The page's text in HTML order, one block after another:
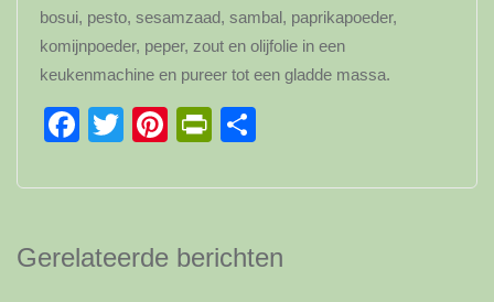
bosui, pesto, sesamzaad, sambal, paprikapoeder,
komijnpoeder, peper, zout en olijfolie in een
keukenmachine en pureer tot een gladde massa.
Facebook
TwitterPinterest
PrintFriendly
Gerelateerde berichten